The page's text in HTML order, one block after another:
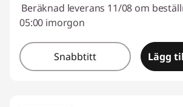
Beräknad leverans 11/08 om
05:00 imorgon
Snabbtitt Lägg